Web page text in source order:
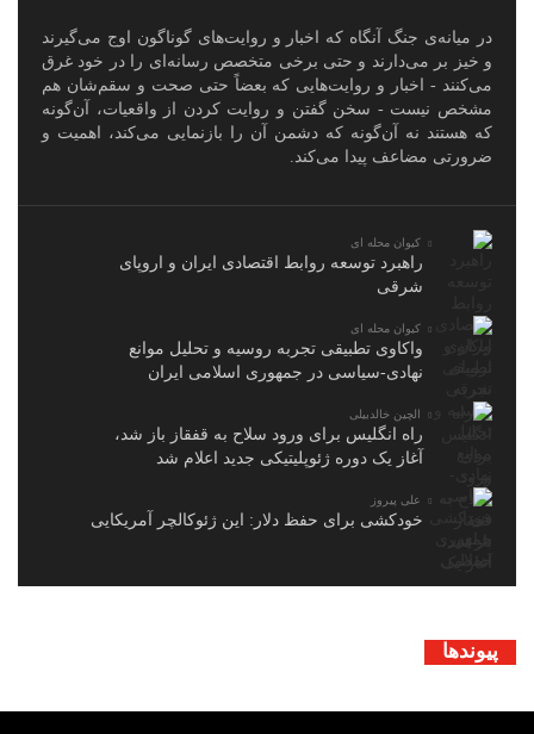
در میانه‌ی جنگ آنگاه که اخبار و روایت‌های گوناگون اوج می‌گیرند
و خیز بر می‌دارند و حتی برخی متخصص رسانه‌ای را در خود غرق
می‌کنند - اخبار و روایت‌هایی که بعضاً حتی صحت و سقم‌شان هم
مشخص نیست - سخن گفتن و روایت کردن از واقعیات، آن‌گونه
که هستند نه آن‌گونه که دشمن آن را بازنمایی می‌کند، اهمیت و
ضرورتی مضاعف پیدا می‌کند.
کیوان محله ای
راهبرد توسعه روابط اقتصادی ایران و اروپای
شرقی
کیوان محله ای
واکاوی تطبیقی تجربه روسیه و تحلیل موانع
نهادی-سیاسی در جمهوری اسلامی ایران
الچین خالدبیلی
راه انگلیس برای ورود سلاح به قفقاز باز شد،
آغاز یک دوره ژئوپلیتیکی جدید اعلام شد
علی پیروز
خودکشی برای حفظ دلار: این ژئوکالچر آمریکایی
پیوندها